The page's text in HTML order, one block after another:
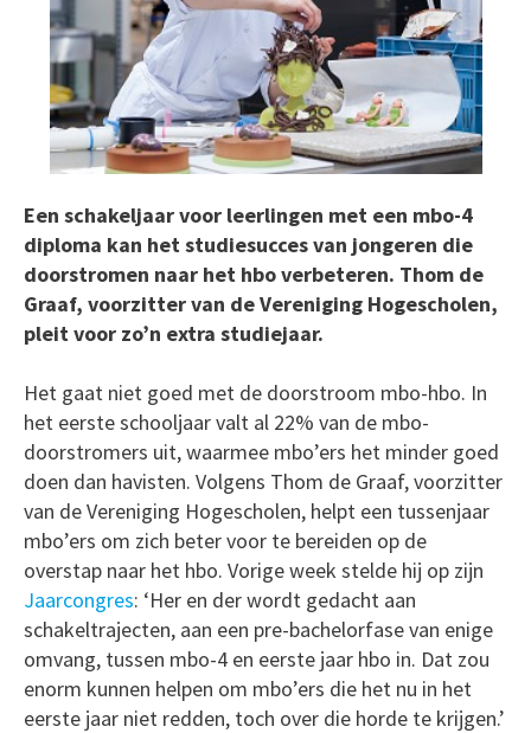
Een schakeljaar voor leerlingen met een mbo-4
diploma kan het studiesucces van jongeren die
doorstromen naar het hbo verbeteren. Thom de
Graaf, voorzitter van de Vereniging Hogescholen,
pleit voor zo’n extra studiejaar.
Het gaat niet goed met de doorstroom mbo-hbo. In
het eerste schooljaar valt al 22% van de mbo-
doorstromers uit, waarmee mbo’ers het minder goed
doen dan havisten. Volgens Thom de Graaf, voorzitter
van de Vereniging Hogescholen, helpt een tussenjaar
mbo’ers om zich beter voor te bereiden op de
overstap naar het hbo. Vorige week stelde hij op zijn
Jaarcongres: ‘Her en der wordt gedacht aan
schakeltrajecten, aan een pre-bachelorfase van enige
omvang, tussen mbo-4 en eerste jaar hbo in. Dat zou
enorm kunnen helpen om mbo’ers die het nu in het
eerste jaar niet redden, toch over die horde te krijgen.’